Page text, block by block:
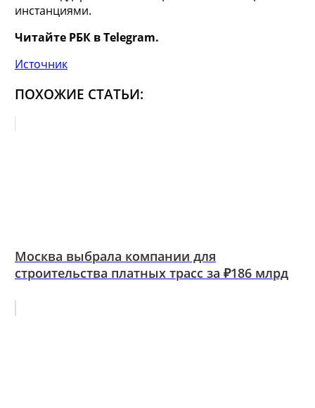
инстанциями.
Читайте РБК в Telegram.
Источник
ПОХОЖИЕ СТАТЬИ:
Москва выбрала компании для
строительства платных трасс за ₽186 млрд